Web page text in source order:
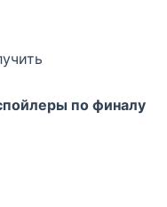
по финалу